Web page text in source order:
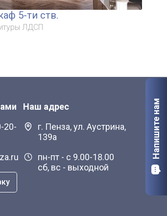
5-ти ств.
ЛДСП
20-
Наш адрес
г. Пенза, ул. Аустрина,
139а
пн-пт - с 9.00-18.00
сб, вс - выходной
Напишите нам